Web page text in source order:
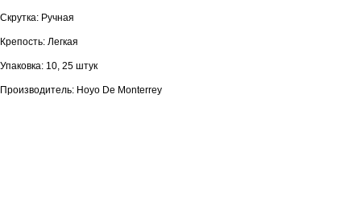
Скрутка: Ручная
Крепость: Легкая
Упаковка: 10, 25 штук
Производитель: Hoyo De Monterrey